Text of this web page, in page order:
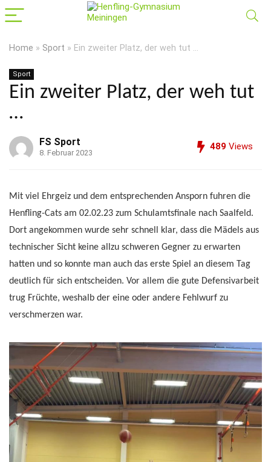
Home » Sport » Ein zweiter Platz, der weh tut …
Sport
Ein zweiter Platz, der weh tut
…
FS Sport
8. Februar 2023
489 Views
Mit viel Ehrgeiz und dem entsprechenden Ansporn fuhren die
Henfling-Cats am 02.02.23 zum Schulamtsfinale nach Saalfeld.
Dort angekommen wurde sehr schnell klar, dass die Mädels aus
technischer Sicht keine allzu schweren Gegner zu erwarten
hatten und so konnte man auch das erste Spiel an diesem Tag
deutlich für sich entscheiden. Vor allem die gute Defensivarbeit
trug Früchte, weshalb der eine oder andere Fehlwurf zu
verschmerzen war.